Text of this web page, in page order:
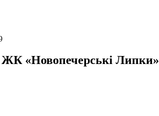
ЖК «Новопечерські Липки»